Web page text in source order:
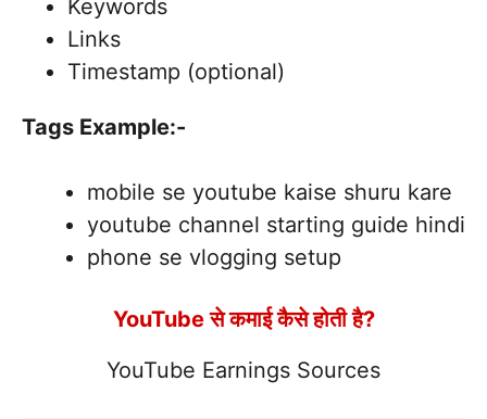
Keywords
Links
Timestamp (optional)
Tags Example:-
mobile se youtube kaise shuru kare
youtube channel starting guide hindi
phone se vlogging setup
YouTube से कमाई कैसे होती है?
YouTube Earnings Sources